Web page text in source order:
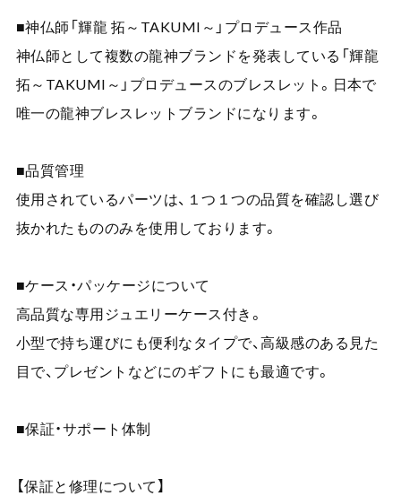
■神仏師「輝龍 拓～TAKUMI～」プロデュース作品
神仏師として複数の龍神ブランドを発表している「輝龍
拓～TAKUMI～」プロデュースのブレスレット。日本で
唯一の龍神ブレスレットブランドになります。
■品質管理
使用されているパーツは、１つ１つの品質を確認し選び
抜かれたもののみを使用しております。
■ケース・パッケージについて
高品質な専用ジュエリーケース付き。
小型で持ち運びにも便利なタイプで、高級感のある見た
目で、プレゼントなどにのギフトにも最適です。
■保証・サポート体制
【保証と修理について】